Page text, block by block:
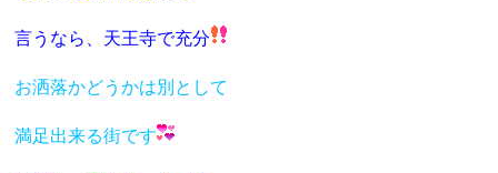
言うなら、天王寺で充分
お洒落かどうかは別として
満足出来る街です